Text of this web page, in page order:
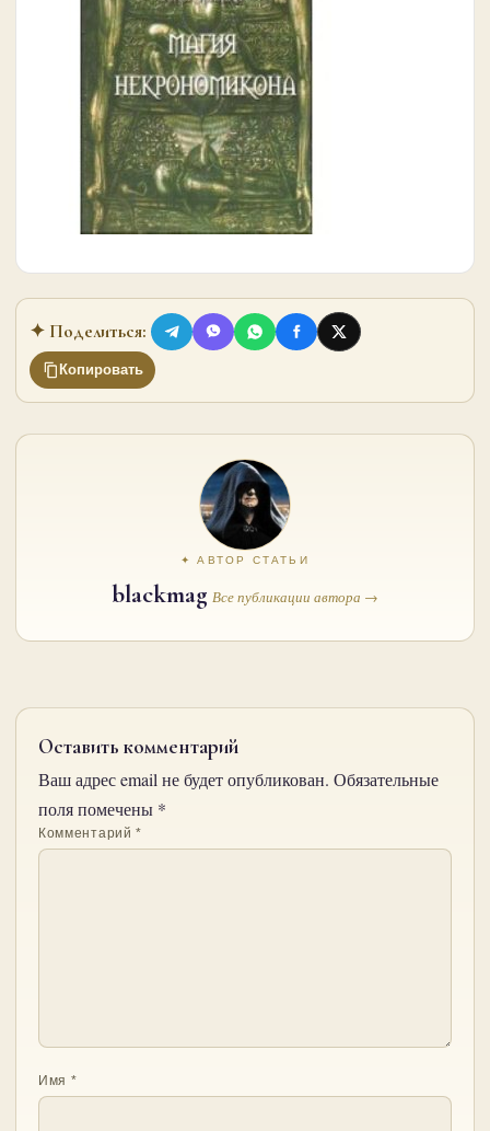
✦ Поделиться:
Копировать
✦ АВТОР СТАТЬИ
blackmag Все публикации автора →
Оставить комментарий
Ваш адрес email не будет опубликован. Обязательные
поля помечены *
Комментарий*
Имя *